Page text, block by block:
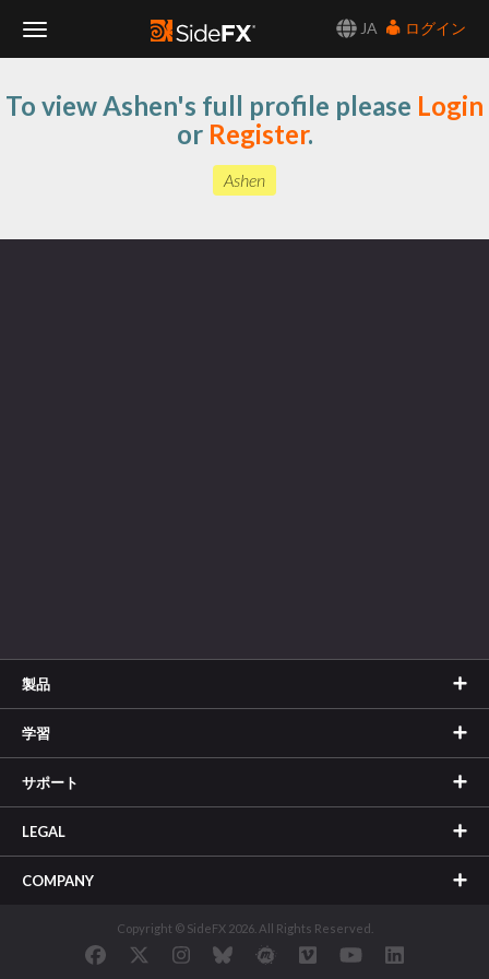
JA
ログイン
Navigation
To view Ashen's full profile please Login
or Register.
Ashen
製品
学習
サポート
LEGAL
COMPANY
Copyright © SideFX 2026. All Rights Reserved.